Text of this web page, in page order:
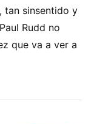
tan sinsentido y
Rudd no
que va a ver a